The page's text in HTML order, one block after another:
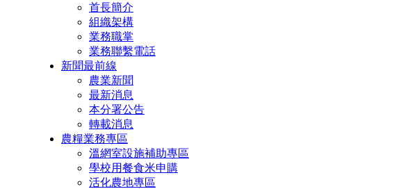
首長簡介
組織架構
業務職掌
業務聯繫電話
新聞最前線
農業新聞
最新消息
本分署公告
轉載消息
農糧業務專區
溫網室設施補助專區
學校用餐食米申購
活化農地專區